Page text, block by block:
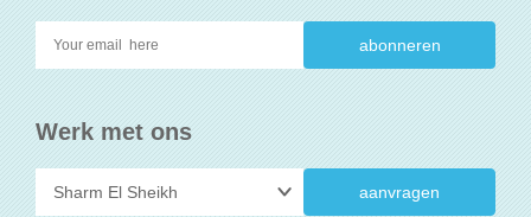
Werk met ons
aanvragen